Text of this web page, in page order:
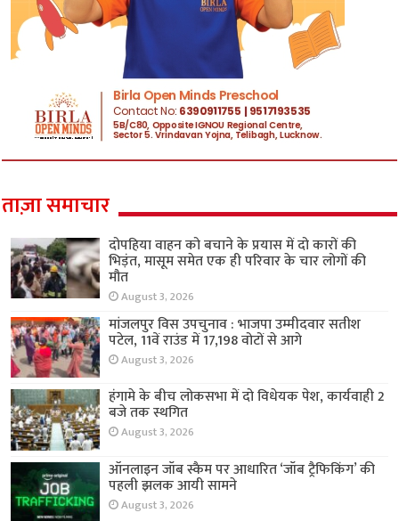
ताज़ा समाचार
दोपहिया वाहन को बचाने के प्रयास में दो कारों की
भिड़ंत, मासूम समेत एक ही परिवार के चार लोगों की
मौत
August 3, 2026
मांजलपुर विस उपचुनाव : भाजपा उम्मीदवार सतीश
पटेल, 11वें राउंड में 17,198 वोटों से आगे
August 3, 2026
हंगामे के बीच लोकसभा में दो विधेयक पेश, कार्यवाही 2
बजे तक स्थगित
August 3, 2026
ऑनलाइन जॉब स्कैम पर आधारित ‘जॉब ट्रैफिकिंग’ की
पहली झलक आयी सामने
August 3, 2026